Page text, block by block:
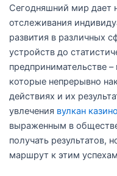
Сегодняшний мир дает
отслеживания
развития в различных
устройств до
предпринимательстве
которые непрерывно
действиях и их
увлечения вулкан казино
выраженным в
получать результатов,
маршрут к этим